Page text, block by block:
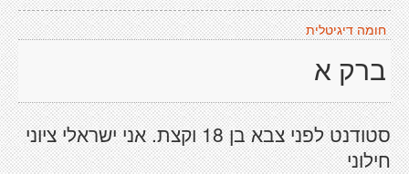
חומה דיגיטלית
ברק א
סטודנט לפני צבא בן 18 וקצת. אני ישראלי ציוני
חילוני